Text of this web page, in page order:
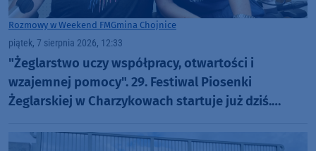
Rozmowy w Weekend FMGmina Chojnice
piątek, 7 sierpnia 2026, 12:33
"Żeglarstwo uczy współpracy, otwartości i
wzajemnej pomocy". 29. Festiwal Piosenki
Żeglarskiej w Charzykowach startuje już dziś.